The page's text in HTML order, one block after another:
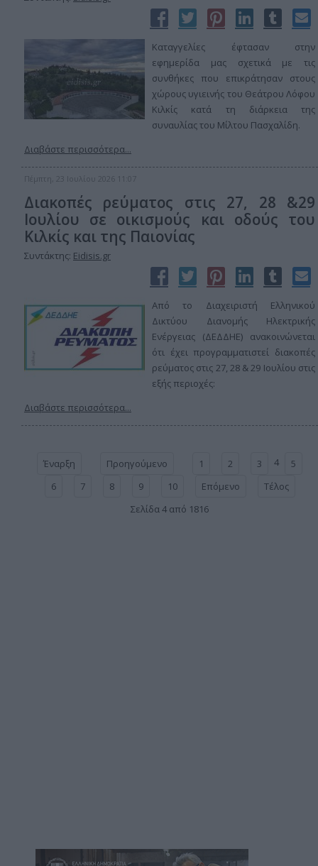
Καταγγελίες έφτασαν στην
εφημερίδα μας σχετικά με τις
συνθήκες που επικράτησαν στους
χώρους υγιεινής του Θεάτρου Λόφου
Κιλκίς κατά τη διάρκεια της
συναυλίας του Μίλτου Πασχαλίδη.
Διαβάστε περισσότερα...
Πέμπτη, 23 Ιουλίου 2026 11:07
Διακοπές ρεύματος στις 27, 28 &29
Ιουλίου σε οικισμούς και οδούς του
Κιλκίς και της Παιονίας
Συντάκτης: Eidisis.gr
Από το Διαχειριστή Ελληνικού
Δικτύου Διανομής Ηλεκτρικής
Ενέργειας (ΔΕΔΔΗΕ) ανακοινώνεται
ότι έχει προγραμματιστεί διακοπές
ρεύματος στις 27, 28 & 29 Ιουλίου στις
εξής περιοχές:
Διαβάστε περισσότερα...
Έναρξη Προηγούμενο 1 2 3 4
5
6
7 8 9 10 Επόμενο
Τέλος
Σελίδα 4 από 1816